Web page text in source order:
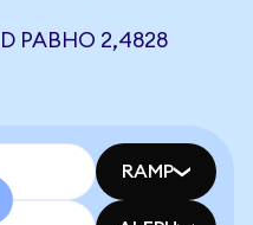
РАВНО 2,4828
RAMP